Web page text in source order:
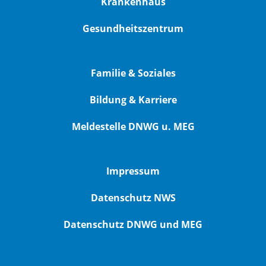
Gesundheitszentrum
Familie & Soziales
Bildung & Karriere
Meldestelle DNWG u. MEG
Impressum
Datenschutz NWS
Datenschutz DNWG und MEG